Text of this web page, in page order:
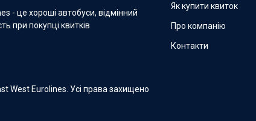
- це хороші автобуси, відмінний
при покупці квитків
West Eurolines. Усі права захищено
Як купити квиток
Про компанію
Контакти